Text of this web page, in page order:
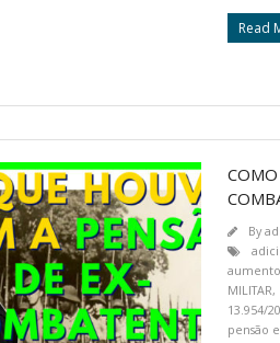
Read
By
MILITAR,
13.954/
pensão